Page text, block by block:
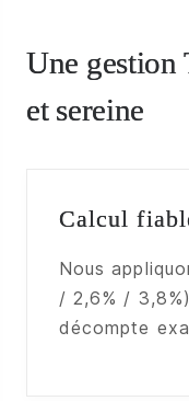
Une gestion
et sereine
Calcul
Nous
/ 2,6% /
décompte